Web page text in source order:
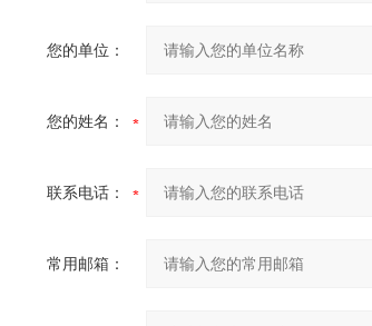
您的单位：
您的姓名：
联系电话：
常用邮箱：